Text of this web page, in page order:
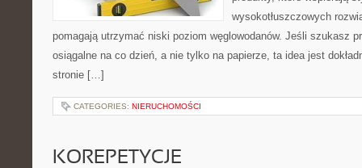
wysokotłuszczowych
pomagają utrzymać niski poziom węglowodanów. Jeśli szukasz
osiągalne na co dzień, a nie tylko na papierze, ta idea jest
stronie […]
CATEGORIES: NIERUCHOMOŚCI
KOREPETYCJE